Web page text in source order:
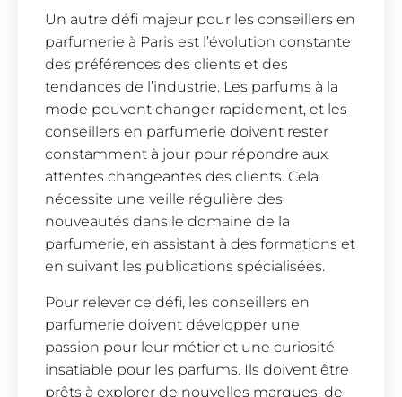
Un autre défi majeur pour les conseillers en
parfumerie à Paris est l’évolution constante
des préférences des clients et des
tendances de l’industrie. Les parfums à la
mode peuvent changer rapidement, et les
conseillers en parfumerie doivent rester
constamment à jour pour répondre aux
attentes changeantes des clients. Cela
nécessite une veille régulière des
nouveautés dans le domaine de la
parfumerie, en assistant à des formations et
en suivant les publications spécialisées.
Pour relever ce défi, les conseillers en
parfumerie doivent développer une
passion pour leur métier et une curiosité
insatiable pour les parfums. Ils doivent être
prêts à explorer de nouvelles marques, de